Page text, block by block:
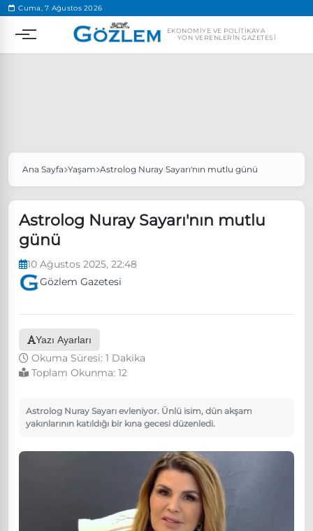
Cuma, 7 Ağustos 2026
EKONOMIYE VE POLITIKAYA
YÖN VERENLERIN GAZETESI
Popüler Aramalar
Özgür Özel, Ekrem İmamoğlu’nu ziyaret edecek
Ünlü çift bir etkinliğe daha katılmama kararı aldı
Boykot
Ana Sayfa Yaşam Astrolog Nuray Sayarı'nın mutlu günü
Astrolog Nuray Sayarı'nın mutlu
günü
10 Ağustos 2025, 22:48
Gözlem Gazetesi
Yazı Ayarları
Okuma Süresi: 1 Dakika
Toplam Okunma: 12
Astrolog Nuray Sayarı evleniyor. Ünlü isim, dün akşam
yakınlarının katıldığı bir kına gecesi düzenledi.